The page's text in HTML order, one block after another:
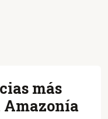
más
Amazonía